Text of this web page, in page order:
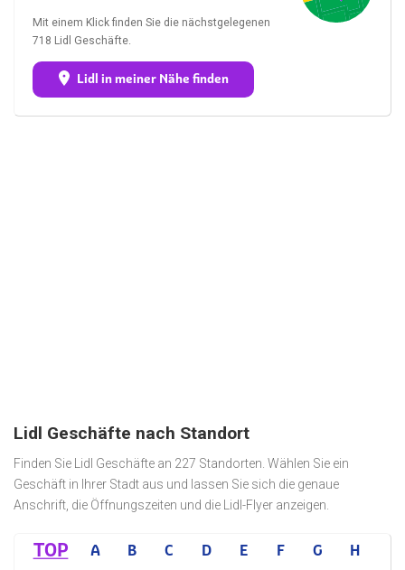
Mit einem Klick finden Sie die nächstgelegenen
718 Lidl Geschäfte.
Lidl in meiner Nähe finden
Lidl Geschäfte nach Standort
Finden Sie Lidl Geschäfte an 227 Standorten. Wählen Sie ein
Geschäft in Ihrer Stadt aus und lassen Sie sich die genaue
Anschrift, die Öffnungszeiten und die Lidl-Flyer anzeigen.
TOP A B C D E F G
H